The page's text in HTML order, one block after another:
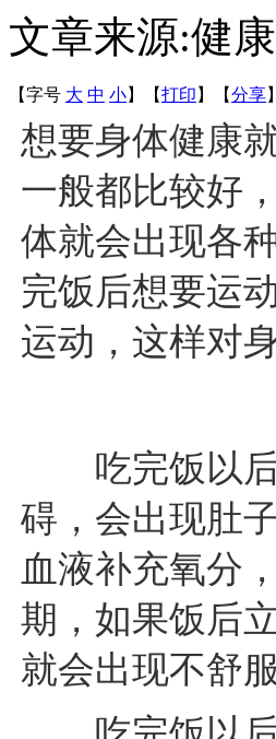
文章来源:健
【字号 大 中 小】 【打印 】 【分享】
想要身体健康
一般都比较好
体就会出现各
完饭后想要运
运动，这样对
吃完饭以后
碍，会出现肚
血液补充氧分
期，如果饭后
就会出现不舒服